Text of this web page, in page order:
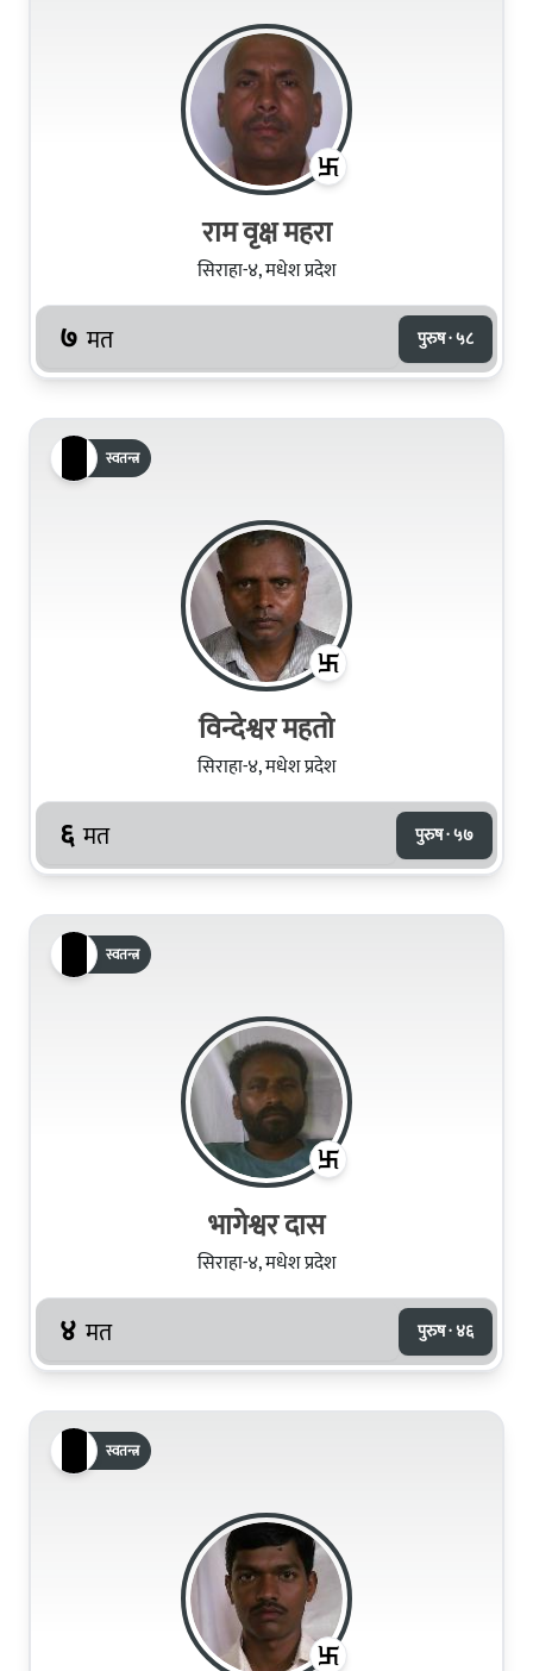
राम वृक्ष महरा
सिराहा-४, मधेश प्रदेश
७ मत पुरुष · ५८
स्वतन्त्र
विन्देश्वर महतो
सिराहा-४, मधेश प्रदेश
६ मत पुरुष · ५७
स्वतन्त्र
भागेश्वर दास
सिराहा-४, मधेश प्रदेश
४ मत पुरुष · ४६
स्वतन्त्र